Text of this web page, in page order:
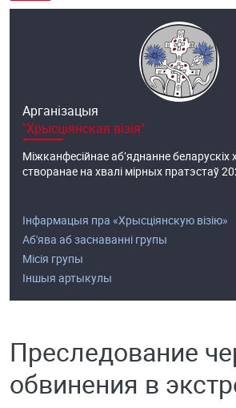
Арганізацыя
"Хрысціянская візія"
Міжканфесійнае аб’яднанне беларускіх
створанае на хвалі мірных пратэстаў
Інфармацыя пра «Хрысціянскую візію»
Аб'ява аб заснаванні групы
Місія групы
Іншыя артыкулы
Преследование
обвинения в